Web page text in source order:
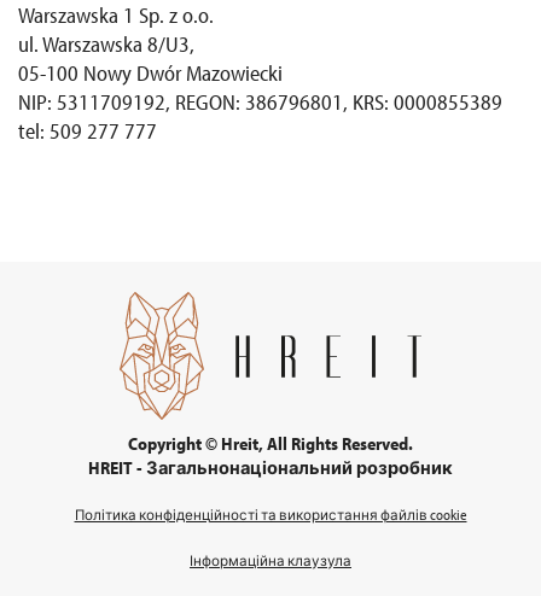
Warszawska 1 Sp. z o.o.
ul. Warszawska 8/U3,
05-100 Nowy Dwór Mazowiecki
NIP: 5311709192, REGON: 386796801, KRS: 0000855389
tel: 509 277 777
Copyright © Hreit, All Rights Reserved.
HREIT - Загальнонаціональний розробник
Політика конфіденційності та використання файлів cookie
Інформаційна клаузула